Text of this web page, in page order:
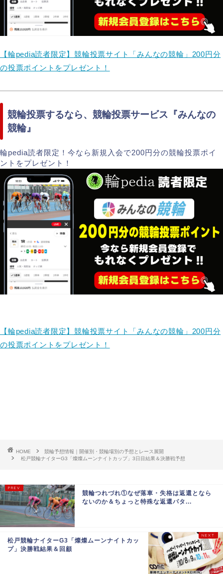
【輪pedia読者限定】競輪投票サイト「みんなの競輪」200円分
の投票ポイントをプレゼント！
競輪投票するなら、競輪投票サービス『みんなの
競輪』
輪pedia読者限定！今なら新規入会で200円分の競輪投票ポイ
ントをプレゼント！
【輪pedia読者限定】競輪投票サイト「みんなの競輪」200円分
の投票ポイントをプレゼント！
HOME
競輪予想情報｜開催別・競輪場別の予想とレース展開
松戸競輪ナイターG3「燦燦ムーンナイトカップ」3日目結果＆決勝戦予想
競輪つれづれ①なぜ落車・失格は返還となら
ないのか＆ちょっと特殊な返還パタ...
松戸競輪ナイターG3「燦燦ムーンナイトカッ
プ」決勝戦結果＆回顧